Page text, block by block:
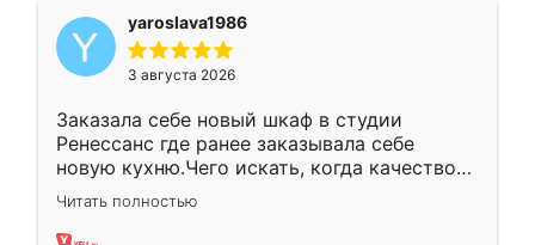
yaroslava1986
3 августа 2026
Заказала себе новый шкаф в студии
Ренессанс где ранее заказывала себе
новую кухню.Чего искать, когда качеством
вполне довольна. Служит кухня уже почти
два года, нареканий нет.
Читать полностью